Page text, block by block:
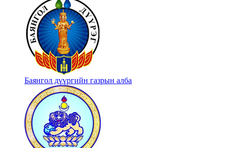
Баянгол дүүргийн газрын алба